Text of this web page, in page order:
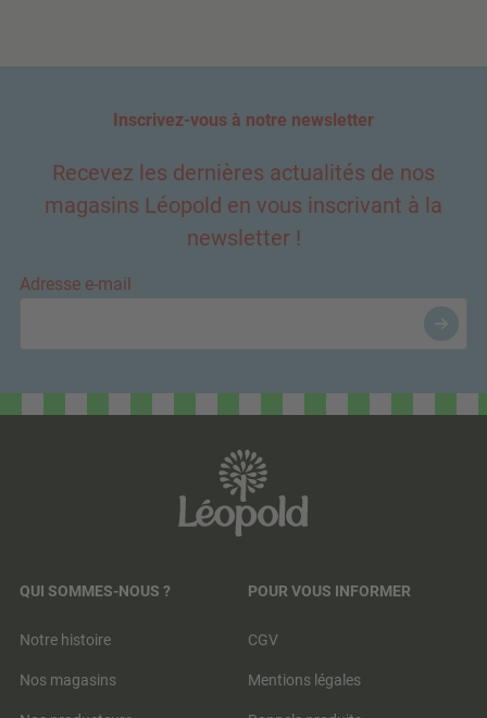
Inscrivez-vous à notre newsletter
Recevez les dernières actualités de nos
magasins Léopold en vous inscrivant à la
newsletter !
Adresse e-mail
QUI SOMMES-NOUS ?
Notre histoire
Nos magasins
POUR VOUS INFORMER
CGV
Mentions légales